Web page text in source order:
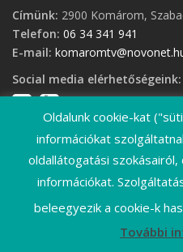
Címünk: 2900 Komárom,
Telefon: 06 34 341 941
E-mail:
Social media elérhetőségeink:
©2026 Komáromi
Oldalunk cookie-kat
információkat
oldallátogatási
információkat.
beleegyezik a cookie-k
További